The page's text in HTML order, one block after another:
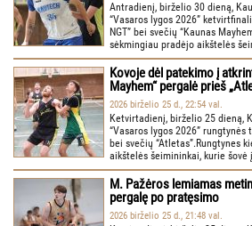
Antradienį, birželio 30 dieną,
“Vasaros lygos 2026”
NGT” bei svečių “Kaunas
sėkmingiau pradėjo aikštelės
Kovoje dėl patekimo į
Mayhem“ pergalė prieš
2026 birželio 25 d., 22:54 val.
Ketvirtadienį, birželio 25 dieną,
“Vasaros lygos 2026” rungtynės
bei svečių “Atletas”.Rungtynes
aikštelės šeimininkai, kurie šovė
M. Pažėros lemiamas
pergalę po pratęsimo
2026 birželio 25 d., 21:48 val.